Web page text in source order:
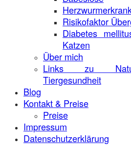
Risikofaktor
Diabetes
Katzen
Über mich
Links zu
Tiergesundheit
Blog
Kontakt & Preise
Preise
Impressum
Datenschutzerklärung